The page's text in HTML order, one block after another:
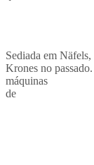
Sediada em
Krones no
máquinas
de